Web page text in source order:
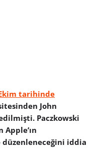
tarihinde
John
Paczkowski
düzenleneceğini iddia